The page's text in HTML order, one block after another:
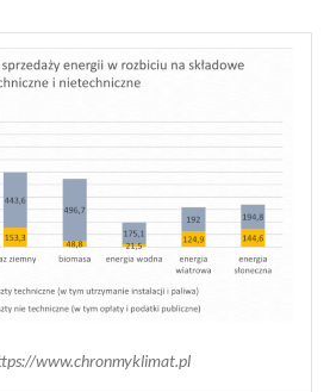
www.chronmyklimat.pl